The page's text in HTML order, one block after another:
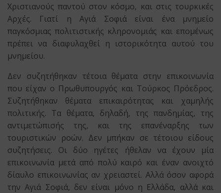
Χριστιανούς παντού στον κόσμο, και στις τουρκικές
Αρχές. Γιατί η Αγιά Σοφιά είναι ένα μνημείο
παγκόσμιας πολιτιστικής κληρονομιάς και επομένως
πρέπει να διαφυλαχθεί η ιστορικότητα αυτού του
μνημείου.
Δεν συζητήθηκαν τέτοια θέματα στην επικοινωνία
που είχαν ο Πρωθυπουργός και Τούρκος Πρόεδρος.
Συζητήθηκαν θέματα επικαιρότητας και χαμηλής
πολιτικής. Τα θέματα, δηλαδή, της πανδημίας, της
αντιμετώπισής της, και της επανέναρξης των
τουριστικών ροών. Δεν μπήκαν σε τέτοιου είδους
συζητήσεις. Οι δύο ηγέτες ήθελαν να έχουν μία
επικοινωνία μετά από πολύ καιρό και έναν ανοιχτό
δίαυλο επικοινωνίας αν χρειαστεί. Αλλά όσον αφορά
την Αγιά Σοφιά, δεν είναι μόνο η Ελλάδα, αλλά και